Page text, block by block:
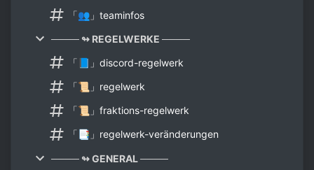
「👥」teaminfos
──── ↬ REGELWERKE ────
「📘」discord-regelwerk
「📜」regelwerk
「📜」fraktions-regelwerk
「📑」regelwerk-veränderungen
──── ↬ GENERAL ────